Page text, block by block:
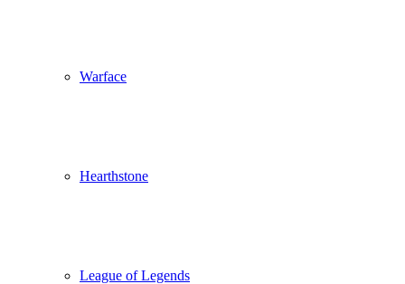
Warface
Hearthstone
League of Legends